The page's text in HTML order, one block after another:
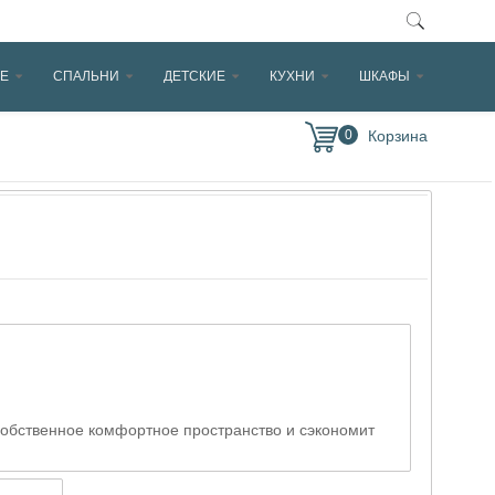
СПАЛЬНИ ДЕТСКИЕ КУХНИ ШКАФЫ
0
комфортное пространство и сэкономит